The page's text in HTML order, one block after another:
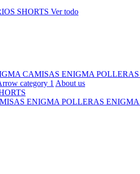
SHORTS Ver todo
CAMISAS ENIGMA
About us
ENIGMA POLLERAS ENIGMA